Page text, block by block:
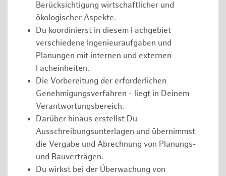
Berücksichtigung wirtschaftlicher und
ökologischer Aspekte.
Du koordinierst in diesem Fachgebiet
verschiedene Ingenieuraufgaben und
Planungen mit internen und externen
Facheinheiten.
Die Vorbereitung der erforderlichen
Genehmigungsverfahren - liegt in Deinem
Verantwortungsbereich.
Darüber hinaus erstellst Du
Ausschreibungsunterlagen und übernimmst
die Vergabe und Abrechnung von Planungs-
und Bauverträgen.
Du wirkst bei der Überwachung von